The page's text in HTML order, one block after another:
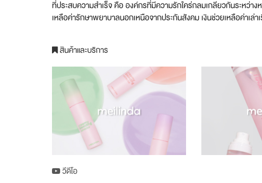
ที่ประสบความสำเร็จ คือ องค์กรที่มีความรักใคร่กลมเกลียวกันระหว่า
เหลือค่ารักษาพยาบาลนอกเหนือจากประกันสังคม เงินช่วยเหลือค่าเ
สินค้าและบริการ
วีดีโอ